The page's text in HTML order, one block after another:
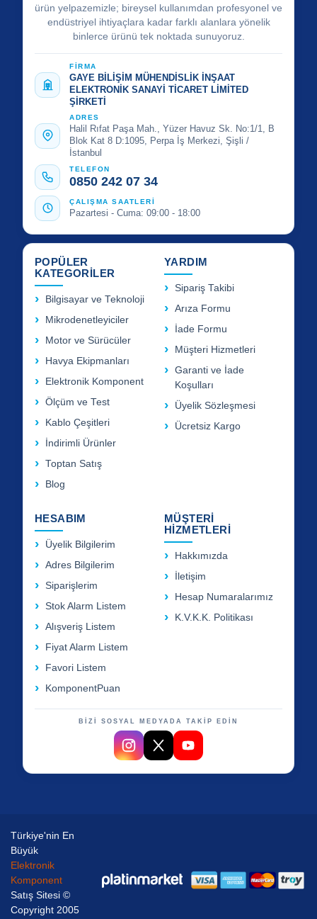
ürün yelpazemizle; bireysel kullanımdan profesyonel ve
endüstriyel ihtiyaçlara kadar farklı alanlara yönelik
binlerce ürünü tek noktada sunuyoruz.
FİRMA
GAYE BİLİŞİM MÜHENDİSLİK İNŞAAT
ELEKTRONİK SANAYİ TİCARET LİMİTED
ŞİRKETİ
ADRES
Halil Rıfat Paşa Mah., Yüzer Havuz Sk. No:1/1, B
Blok Kat 8 D:1095, Perpa İş Merkezi, Şişli /
İstanbul
TELEFON
0850 242 07 34
ÇALIŞMA SAATLERİ
Pazartesi - Cuma: 09:00 - 18:00
POPÜLER
KATEGORİLER
Bilgisayar ve Teknoloji
Mikrodenetleyiciler
Motor ve Sürücüler
Havya Ekipmanları
Elektronik Komponent
Ölçüm ve Test
Kablo Çeşitleri
İndirimli Ürünler
Toptan Satış
Blog
YARDIM
Sipariş Takibi
Arıza Formu
İade Formu
Müşteri Hizmetleri
Garanti ve İade
Koşulları
Üyelik Sözleşmesi
Ücretsiz Kargo
HESABIM
Üyelik Bilgilerim
Adres Bilgilerim
Siparişlerim
Stok Alarm Listem
Alışveriş Listem
Fiyat Alarm Listem
Favori Listem
KomponentPuan
MÜŞTERİ
HİZMETLERİ
Hakkımızda
İletişim
Hesap Numaralarımız
K.V.K.K. Politikası
BİZİ SOSYAL MEDYADA TAKİP EDİN
Türkiye'nin En
Büyük
Elektronik
Komponent
Satış Sitesi ©
Copyright 2005